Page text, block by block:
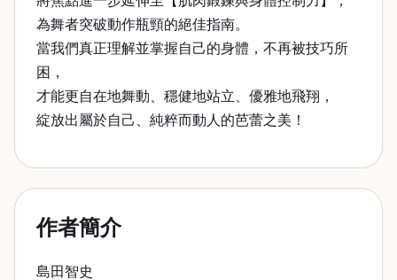
為舞者突破動作瓶頸的絕佳指南。
當我們真正理解並掌握自己的身體，不再被技巧所
困，
才能更自在地舞動、穩健地站立、優雅地飛翔，
綻放出屬於自己、純粹而動人的芭蕾之美！
作者簡介
島田智史